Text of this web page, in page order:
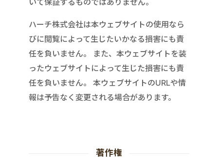
いて保証するものではありません。
ハーチ株式会社は本ウェブサイトの使用なら
びに閲覧によって生じたいかなる損害にも責
任を負いません。 また、本ウェブサイトを装
ったウェブサイトによって生じた損害にも責
任を負いません。 本ウェブサイトのURLや情
報は予告なく変更される場合があります。
著作権